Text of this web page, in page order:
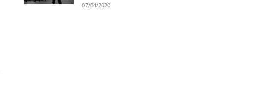
07/04/2020